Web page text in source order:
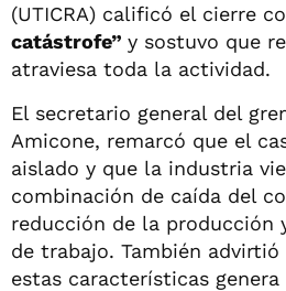
(UTICRA) calificó el cierre
catástrofe” y sostuvo que
atraviesa toda la actividad.
El secretario general del
Amicone, remarcó que el
aislado y que la industria
combinación de caída del
reducción de la producción
de trabajo. También
estas características